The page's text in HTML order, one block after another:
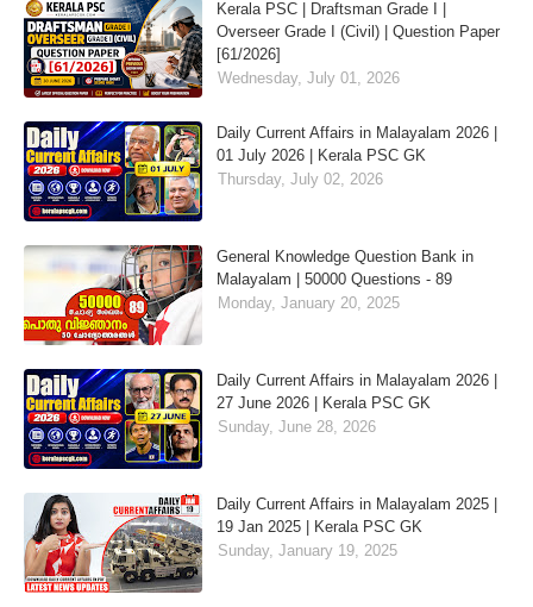
Kerala PSC | Draftsman Grade I |
Overseer Grade I (Civil) | Question Paper
[61/2026]
Wednesday, July 01, 2026
Daily Current Affairs in Malayalam 2026 |
01 July 2026 | Kerala PSC GK
Thursday, July 02, 2026
General Knowledge Question Bank in
Malayalam | 50000 Questions - 89
Monday, January 20, 2025
Daily Current Affairs in Malayalam 2026 |
27 June 2026 | Kerala PSC GK
Sunday, June 28, 2026
Daily Current Affairs in Malayalam 2025 |
19 Jan 2025 | Kerala PSC GK
Sunday, January 19, 2025